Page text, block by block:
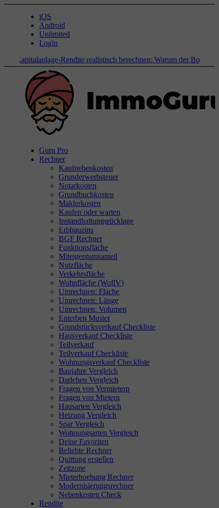
iOS
Android
Unlimited
Login
Kapitalanlage-Rendite realistisch berechnen: Warum der
Guru Pro
Rechner
Kaufnebenkosten
Grunderwerbsteuer
Notarkosten
Grundbuchkosten
Maklerkosten
Kaufen oder warten
Instandhaltungsrücklage
Erbbauzins
BGF Rechner
Funktionsfläche
Miteigentumsanteil
Nutzfläche
Verkehrsfläche
Wohnfläche (WoflV)
Umrechnen: Fläche
Umrechnen: Länge
Umrechnen: Volumen
Enterben Muster
Grundstücksverkauf Checkliste
Hausverkauf Checkliste
Teilverkauf
Teilverkauf Checkliste
Wohnungsverkauf Checkliste
Baujahre Vergleich
Darlehen Vergleich
Fragen von Vermietern
Fragen von Mietern
Hausarten Vergleich
Heizung Vergleich
Spar Vergleich
Wohnungsarten Vergleich
Deine Favoriten
Beliebte Rechner
Quittung erstellen
Zeitzone
Mieterhoehung Rechner
Modernisierungsrechner
Nebenkosten Check
Rendite